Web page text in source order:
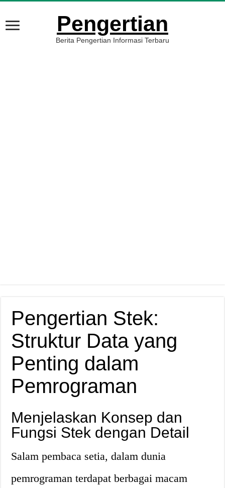
Pengertian
Berita Pengertian Informasi Terbaru
Pengertian Stek:
Struktur Data yang
Penting dalam
Pemrograman
Menjelaskan Konsep dan
Fungsi Stek dengan Detail
Salam pembaca setia, dalam dunia
pemrograman terdapat berbagai macam